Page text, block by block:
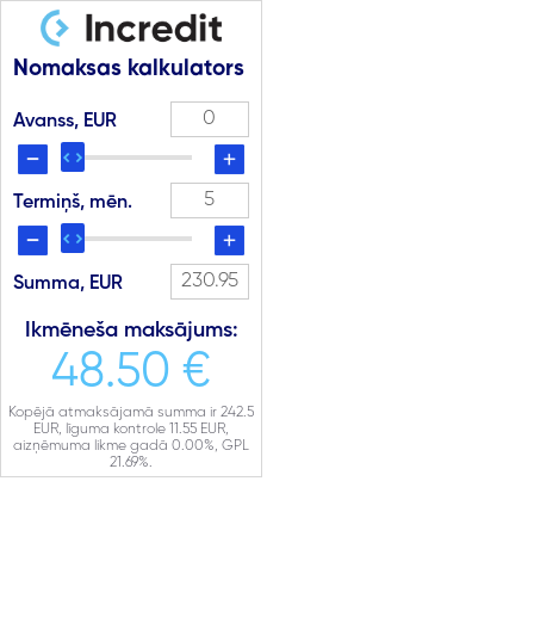
Nomaksas kalkulators
Avanss, EUR
Termiņš, mēn.
Summa, EUR
Ikmēneša maksājums:
48.50 €
Kopējā atmaksājamā summa ir 242.5
EUR, līguma kontrole 11.55 EUR,
aizņēmuma likme gadā 0.00%, GPL
21.69%.